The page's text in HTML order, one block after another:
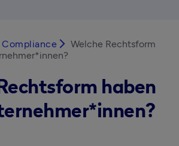
arrow_forward_ios Welche Rechtsform
haben